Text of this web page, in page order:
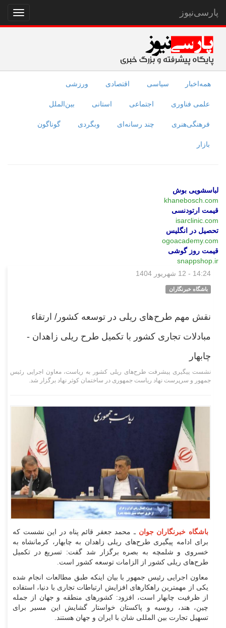
نمایش
منو
پارسی‌نیوز
همه‌اخبار سیاسی اقتصادی ورزشی
علمی فناوری اجتماعی استانی بین‌الملل
فرهنگی‌هنری چند رسانه‌ای وبگردی گوناگون
بازار
لباسشویی بوش
khanebosch.com
قیمت ارتودنسی
isarclinic.com
تحصیل در انگلیس
ogoacademy.com
قیمت روز گوشی
snappshop.ir
14:24 - 12 شهریور 1404
باشگاه خبرنگاران
نقش مهم طرح‌های ریلی در توسعه کشور/ ارتقاء
مبادلات تجاری کشور با تکمیل طرح ریلی زاهدان -
چابهار
نشست پیگیری پیشرفت طرح‌های ریلی کشور به ریاست، معاون اجرایی رئیس
جمهور و سرپرست نهاد ریاست جمهوری در ساختمان کوثر نهاد برگزار شد.
باشگاه خبرنگاران جوان ـ محمد جعفر قائم پناه در این نشست که
برای ادامه پیگیری طرح‌های ریلی زاهدان به چابهار، کرمانشاه به
خسروی و شلمچه به بصره برگزار شد گفت: تسریع در تکمیل
طرح‌های ریلی کشور از الزامات توسعه کشور است.
معاون اجرایی رئیس جمهور با بیان اینکه طبق مطالعات انجام شده
یکی از مهمترین راهکار‌های افزایش ارتباطات تجاری با دنیا، استفاده
از ظرفیت چابهار است، افزود: کشور‌های منطقه و جهان از جمله
چین، هند، روسیه و پاکستان خواستار گشایش این مسیر برای
تسهیل تجارت بین المللی شان با ایران و جهان هستند.